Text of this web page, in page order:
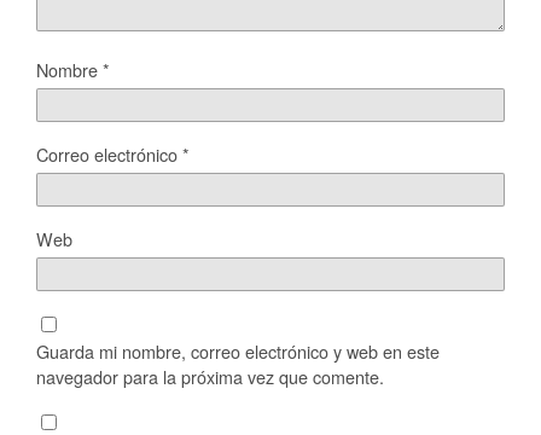
Nombre*
Correo electrónico*
Web
Guarda mi nombre, correo electrónico y web en este
navegador para la próxima vez que comente.